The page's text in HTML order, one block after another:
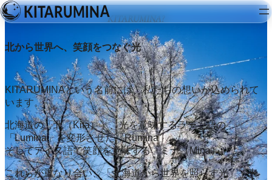
KITARUMINA?
北から世界へ、笑顔をつなぐ光
KITARUMINAという名前には、私たちの想いが込められて
います。
北海道の「北（Kita）」、光を意味するラテン語の
「Lumina」を変形させた「Rumina」、
そしてアイヌ語で笑顔を意味する「ミナ（Mina）」。
これらが重なり合い、「北海道から世界を照らす光」「来